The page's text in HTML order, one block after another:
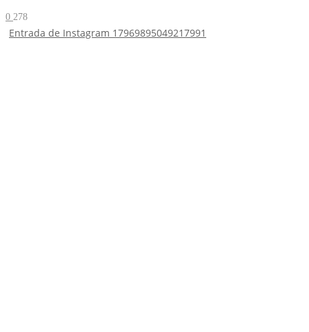
0 278
Entrada de Instagram 17969895049217991